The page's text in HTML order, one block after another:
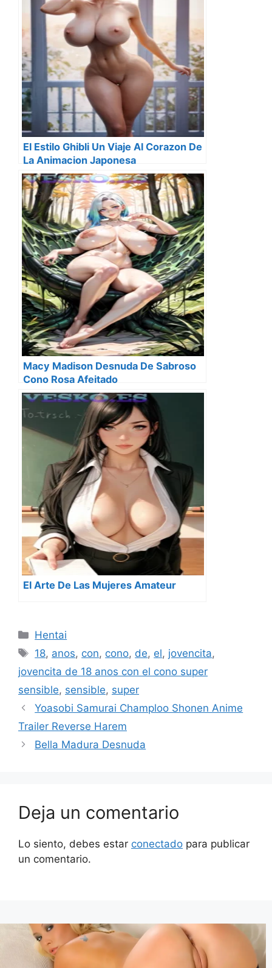
El Estilo Ghibli Un Viaje Al Corazon De
La Animacion Japonesa
Macy Madison Desnuda De Sabroso
Cono Rosa Afeitado
El Arte De Las Mujeres Amateur
Categorías
Hentai
Etiquetas
18, anos, con, cono, de, el, jovencita,
jovencita de 18 anos con el cono super
sensible, sensible, super
Yoasobi Samurai Champloo Shonen Anime
Trailer Reverse Harem
Bella Madura Desnuda
Deja un comentario
Lo siento, debes estar conectado para publicar
un comentario.